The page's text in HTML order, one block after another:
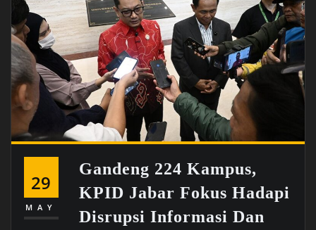
29
MAY
Gandeng 224 Kampus,
KPID Jabar Fokus Hadapi
Disrupsi Informasi Dan